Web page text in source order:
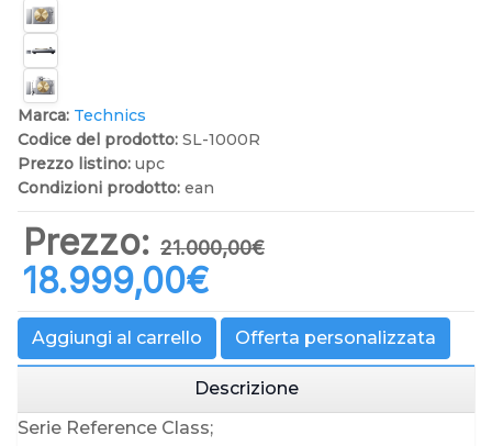
Marca: Technics
Codice del prodotto: SL-1000R
Prezzo listino: upc
Condizioni prodotto: ean
Prezzo: 21.000,00‎€
18.999,00‎€
Aggiungi al carrello Offerta personalizzata
Descrizione
Serie Reference Class;